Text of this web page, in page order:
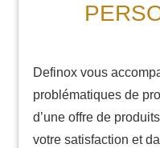
Definox vous
problématiques de
d’une offre de
votre satisfaction et